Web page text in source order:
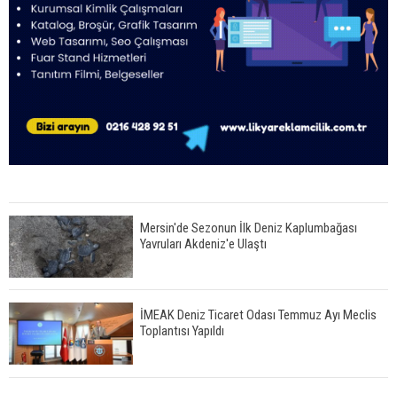
Mersin'de Sezonun İlk Deniz Kaplumbağası
Yavruları Akdeniz'e Ulaştı
İMEAK Deniz Ticaret Odası Temmuz Ayı Meclis
Toplantısı Yapıldı